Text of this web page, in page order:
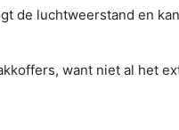
de luchtweerstand en
want niet al het